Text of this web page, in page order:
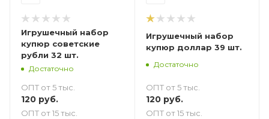
Игрушечный набор
купюр советские
рубли 32 шт.
Достаточно
ОПТ от 5 тыс.
120 руб.
ОПТ от 15 тыс.
Игрушечный набор
купюр доллар 39 шт.
Достаточно
ОПТ от 5 тыс.
120руб.
ОПТ от 15 тыс.